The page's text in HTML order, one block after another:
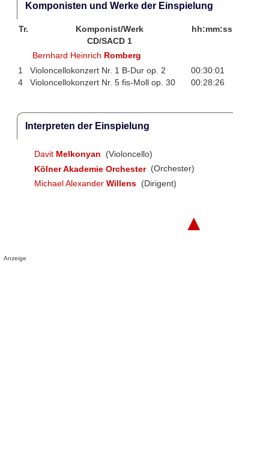
Komponisten und Werke der Einspielung
Tr. Komponist/Werk
hh:mm:ss
CD/SACD 1
Bernhard Heinrich Romberg
1
Violoncellokonzert Nr. 1 B-Dur op. 2
00:30:01
4
Violoncellokonzert Nr. 5 fis-Moll op. 30 00:28:26
Interpreten der Einspielung
Davit Melkonyan
(Violoncello)
Kölner Akademie Orchester (Orchester)
Michael Alexander Willens (Dirigent)
▲
Anzeige